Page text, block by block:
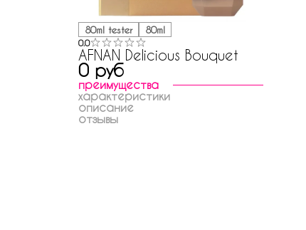
80ml tester 80ml
0.0
AFNAN Delicious Bouquet
0 руб
преимущества
характеристики
описание
отзывы